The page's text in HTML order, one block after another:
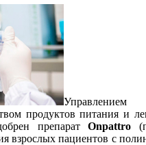
продуктов питания и
препаратOnpattro
взрослых пациентов с